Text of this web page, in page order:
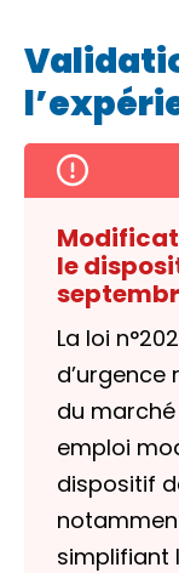
le
La loi
du
emploi
dispositif
simplifiant